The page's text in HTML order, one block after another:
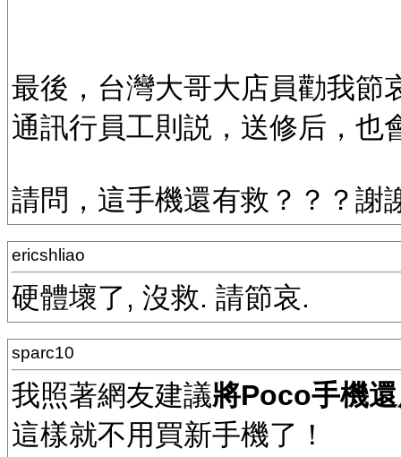
最後，台灣大哥大店員勸我節
通訊行員工則説，送修后，也
請問，這手機還有救？？？謝
ericshliao
硬體壞了, 沒救. 請節哀.
sparc10
我照著網友建議將Poco手機
這樣就不用買新手機了！